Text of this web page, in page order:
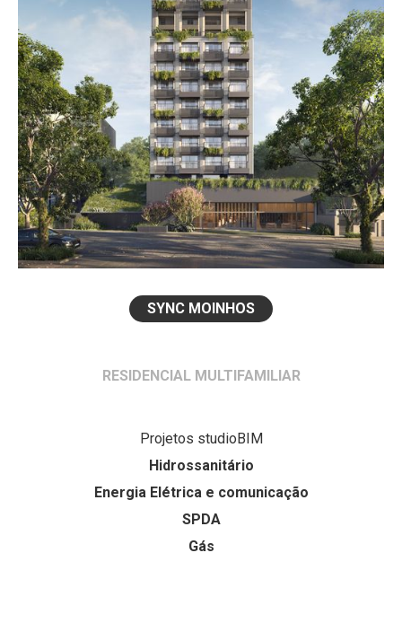
SYNC MOINHOS
RESIDENCIAL MULTIFAMILIAR
Projetos studioBIM
Hidrossanitário
Energia Elétrica e comunicação
SPDA
Gás